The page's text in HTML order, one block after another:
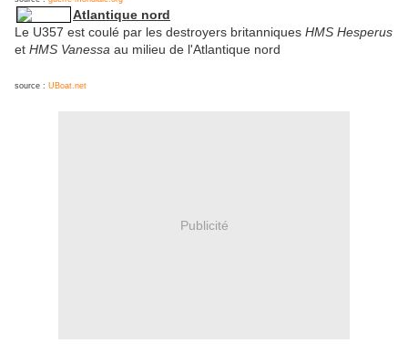
Atlantique nord
Le U357 est coulé par les destroyers britanniques HMS Hesperus
et HMS Vanessa au milieu de l'Atlantique nord
source : UBoat.net
Publicité